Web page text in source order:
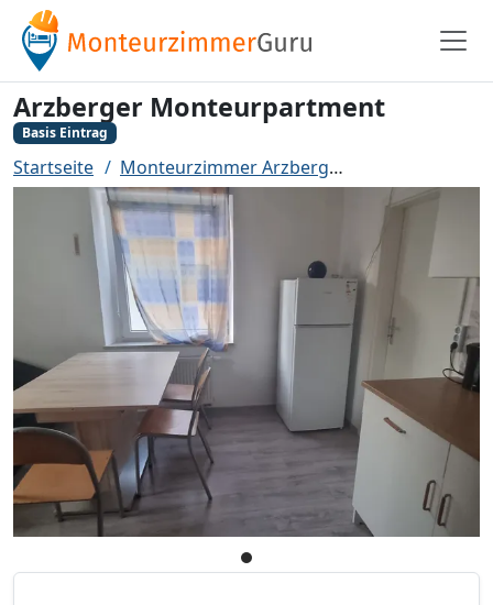
Arzberger Monteurpartment
Basis Eintrag
Startseite Monteurzimmer Arzberg